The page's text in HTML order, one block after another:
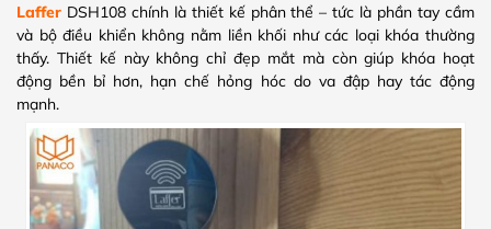
Laffer DSH108 chính là thiết kế phân thể – tức là phần tay cầm
và bộ điều khiển không nằm liền khối như các loại khóa thường
thấy. Thiết kế này không chỉ đẹp mắt mà còn giúp khóa hoạt
động bền bỉ hơn, hạn chế hỏng hóc do va đập hay tác động
mạnh.